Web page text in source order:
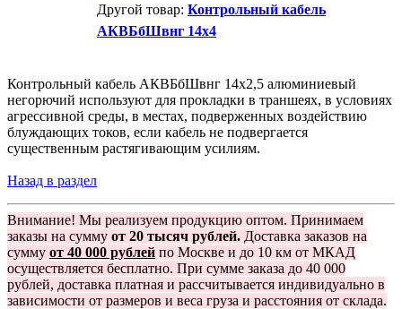
Другой товар: Контрольный кабель
АКВБбШвнг 14х4
Контрольный кабель АКВБбШвнг 14х2,5 алюминиевый
негорючий используют для прокладки в траншеях, в условиях
агрессивной среды, в местах, подверженных воздействию
блуждающих токов, если кабель не подвергается
существенным растягивающим усилиям.
Назад в раздел
Внимание! Мы реализуем продукцию оптом. Принимаем
заказы на сумму от 20 тысяч рублей. Доставка заказов на
сумму от 40 000 рублей по Москве и до 10 км от МКАД
осуществляется бесплатно. При сумме заказа до 40 000
рублей, доставка платная и рассчитывается индивидуально в
зависимости от размеров и веса груза и расстояния от склада.